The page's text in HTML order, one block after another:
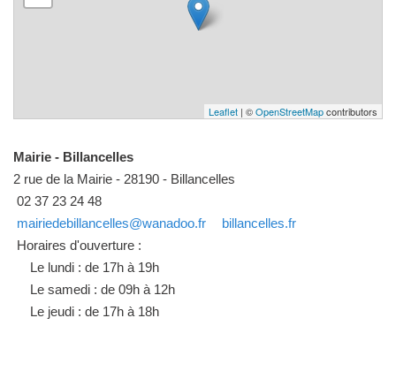
Leaflet | ©OpenStreetMapcontributors
Mairie - Billancelles
2 rue de la Mairie - 28190 - Billancelles
02 37 23 24 48
mairiedebillancelles@wanadoo.fr
billancelles.fr
Horaires d'ouverture :
Le lundi : de 17h à 19h
Le samedi : de 09h à 12h
Le jeudi : de 17h à 18h